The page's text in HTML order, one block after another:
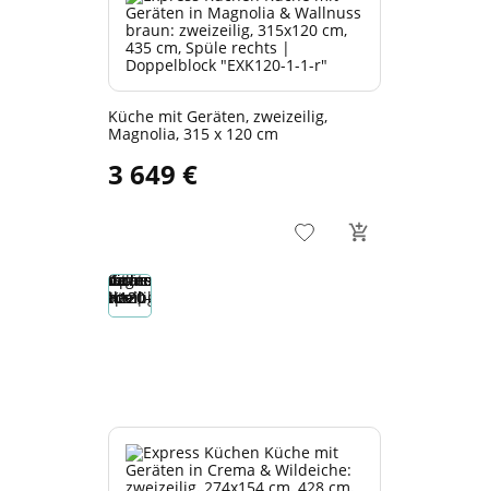
Küche mit Geräten, zweizeilig,
Magnolia, 315 x 120 cm
3 649 €